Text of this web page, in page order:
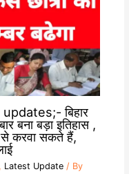
बिहार
बना बड़ा इतिहास ,
से करवा सकते हैं,
, Latest Update/ By